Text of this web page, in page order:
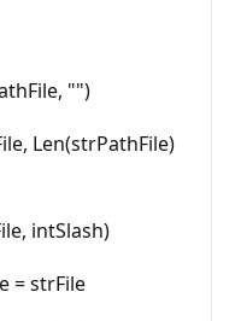
"")
Len(strPathFile)
intSlash)
= strFile